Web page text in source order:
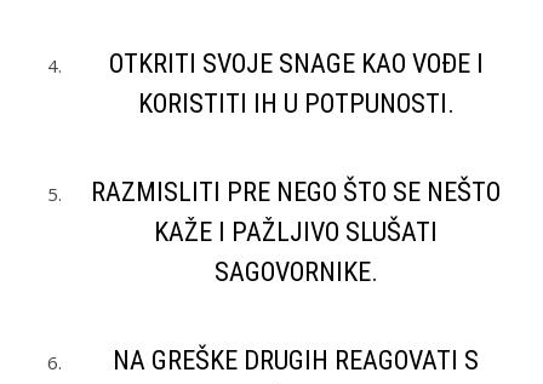
OTKRITI SVOJE SNAGE KAO VOĐE I
KORISTITI IH U POTPUNOSTI.
RAZMISLITI PRE NEGO ŠTO SE NEŠTO
KAŽE I PAŽLJIVO SLUŠATI
SAGOVORNIKE.
NA GREŠKE DRUGIH REAGOVATI S